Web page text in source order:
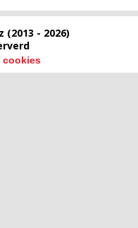
- 2026)
cookies